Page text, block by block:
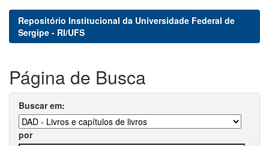
Repositório Institucional da Universidade Federal de
Sergipe - RI/UFS
Página de Busca
Buscar em:
por